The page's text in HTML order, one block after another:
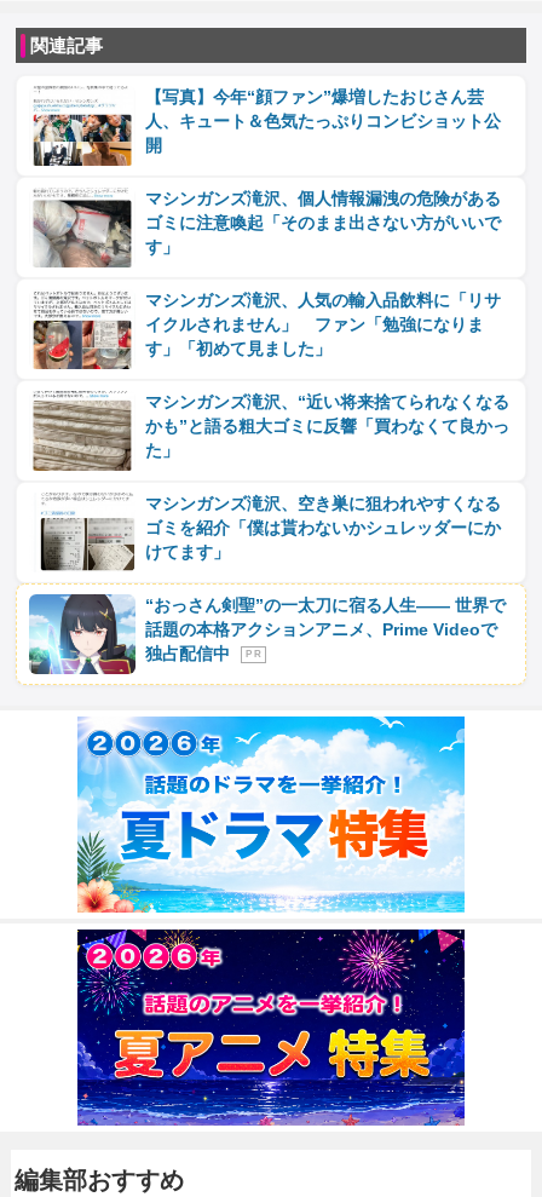
関連記事
【写真】今年“顔ファン”爆増したおじさん芸
人、キュート＆色気たっぷりコンビショット公
開
マシンガンズ滝沢、個人情報漏洩の危険がある
ゴミに注意喚起「そのまま出さない方がいいで
す」
マシンガンズ滝沢、人気の輸入品飲料に「リサ
イクルされません」 ファン「勉強になりま
す」「初めて見ました」
マシンガンズ滝沢、“近い将来捨てられなくなる
かも”と語る粗大ゴミに反響「買わなくて良かっ
た」
マシンガンズ滝沢、空き巣に狙われやすくなる
ゴミを紹介「僕は貰わないかシュレッダーにか
けてます」
“おっさん剣聖”の一太刀に宿る人生―― 世界で
話題の本格アクションアニメ、Prime Videoで
独占配信中
P R
編集部おすすめ